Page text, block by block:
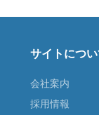
サイトにつ
会社案内
採用情報